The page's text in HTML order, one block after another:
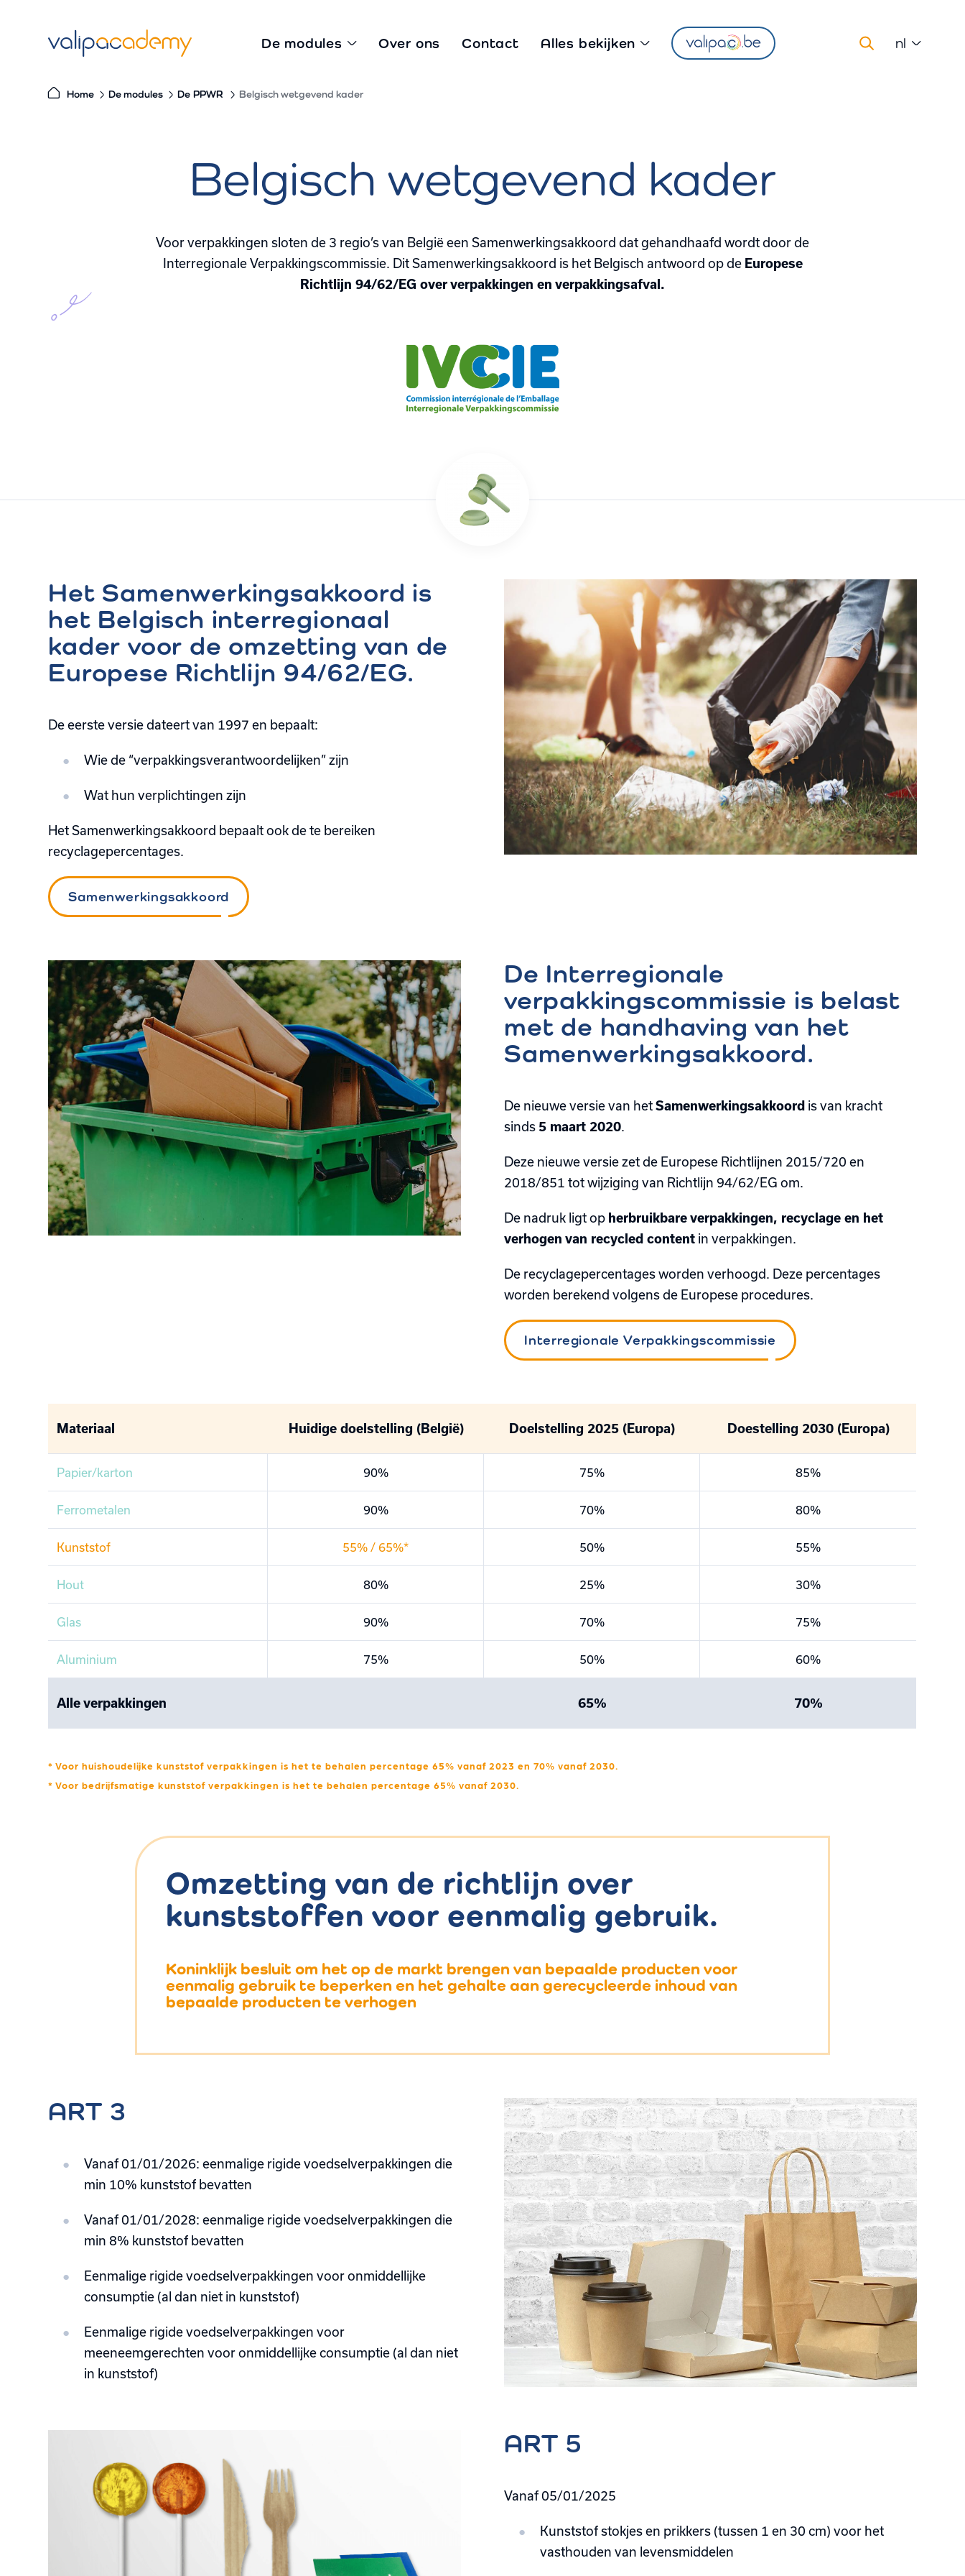
De modules Over ons Contact Alles bekijken nl
Home De modules De PPWR Belgisch wetgevend kader
Belgisch wetgevend kader
Voor verpakkingen sloten de 3 regio’s van België een Samenwerkingsakkoord dat gehandhaafd wordt door de
Interregionale Verpakkingscommissie. Dit Samenwerkingsakkoord is het Belgisch antwoord op de Europese
Richtlijn 94/62/EG over verpakkingen en verpakkingsafval.
Het Samenwerkingsakkoord is
het Belgisch interregionaal
kader voor de omzetting van de
Europese Richtlijn 94/62/EG.
De eerste versie dateert van 1997 en bepaalt:
Wie de “verpakkingsverantwoordelijken” zijn
Wat hun verplichtingen zijn
Het Samenwerkingsakkoord bepaalt ook de te bereiken
recyclagepercentages.
Samenwerkingsakkoord
De Interregionale
verpakkingscommissie is belast
met de handhaving van het
Samenwerkingsakkoord.
De nieuwe versie van het Samenwerkingsakkoord is van kracht
sinds 5 maart 2020
Deze nieuwe versie zet de Europese Richtlijnen 2015/720 en
2018/851 tot wijziging van Richtlijn 94/62/EG om.
De nadruk ligt op herbruikbare verpakkingen, recyclage en het
verhogen van recycled content in verpakkingen.
De recyclagepercentages worden verhoogd. Deze percentages
worden berekend volgens de Europese procedures.
Interregionale Verpakkingscommissie
Materiaal Huidige doelstelling (België) Doelstelling 2025 (Europa) Doestelling 2030 (Europa)
Papier/karton 90% 75% 85%
Ferrometalen 90% 70% 80%
Kunststof 55% / 65%* 50% 55%
Hout 80% 25% 30%
Glas 90% 70% 75%
Aluminium 75% 50% 60%
Alle verpakkingen 65% 70%
* Voor huishoudelijke kunststof verpakkingen is het te behalen percentage 65% vanaf 2023 en 70% vanaf 2030.
* Voor bedrijfsmatige kunststof verpakkingen is het te behalen percentage 65% vanaf 2030.
Omzetting van de richtlijn over
kunststoffen voor eenmalig gebruik.
Koninklijk besluit om het op de markt brengen van bepaalde producten voor
eenmalig gebruik te beperken en het gehalte aan gerecycleerde inhoud van
bepaalde producten te verhogen
ART 3
Vanaf 01/01/2026: eenmalige rigide voedselverpakkingen die
min 10% kunststof bevatten
Vanaf 01/01/2028: eenmalige rigide voedselverpakkingen die
min 8% kunststof bevatten
Eenmalige rigide voedselverpakkingen voor onmiddellijke
consumptie (al dan niet in kunststof)
Eenmalige rigide voedselverpakkingen voor
meeneemgerechten voor onmiddellijke consumptie (al dan niet
in kunststof)
ART 5
Vanaf 05/01/2025
Kunststof stokjes en prikkers (tussen 1 en 30 cm) voor het
vasthouden van levensmiddelen